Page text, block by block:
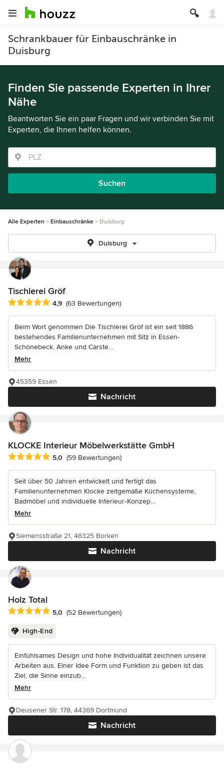
Schrankbauer für Einbauschränke in
Duisburg
Finden Sie passende Experten in Ihrer
Nähe
Beantworten Sie ein paar Fragen und wir verbinden Sie mit
Experten, die Ihnen helfen können.
Suchen
Alle Experten Einbauschränke Duisburg
Duisburg
Tischlerei Gröf
Durchschnittliche Bewertung: 4.9 von 5 Sternen
4,9 (63 Bewertungen)
Beim Wort genommen Die Tischlerei Gröf ist ein seit 1886
bestehendes Familienunternehmen mit Sitz in Essen-
Schönebeck. Anke und Carste...
Mehr
Nachricht
45359 Essen
KLOCKE Interieur Möbelwerkstätte GmbH
Durchschnittliche Bewertung: 5 von 5 Sternen
5,0 (59 Bewertungen)
Seit über 50 Jahren entwickelt und fertigt das
Familienunternehmen Klocke zeitgemäße Küchensysteme,
Badmöbel und individuelle Interieur‑Konzep...
Mehr
Nachricht
Siemensstraße 21, 46325 Borken
Holz Total
Durchschnittliche Bewertung: 5 von 5 Sternen
5,0 (52 Bewertungen)
High-End
Einfühlsames Design und hohe Individualität zeichnen unsere
Arbeiten aus. Einer Idee Form und Funktion zu geben ist das
Ziel, die Sinne einzub...
Mehr
Nachricht
Deusener Str. 178, 44369 Dortmund